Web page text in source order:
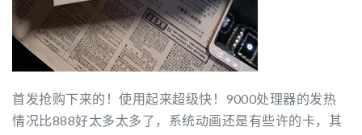
首发抢购下来的！使用起来超级快！9000处理器的发热
情况比888好太多太多了，系统动画还是有些许的卡，其